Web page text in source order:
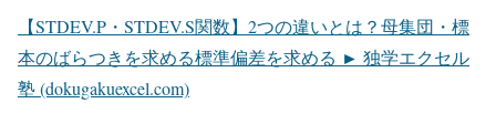
【STDEV.P・STDEV.S関数】2つの違いとは？母集団・標
本のばらつきを求める標準偏差を求める ► 独学エクセル
塾 (dokugakuexcel.com)